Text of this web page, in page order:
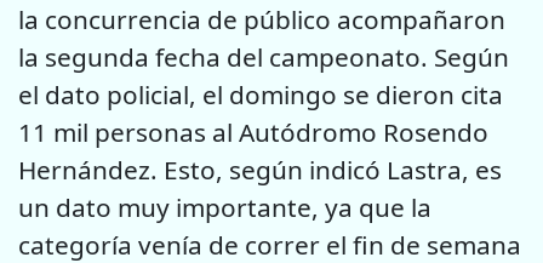
la concurrencia de público acompañaron
la segunda fecha del campeonato. Según
el dato policial, el domingo se dieron cita
11 mil personas al Autódromo Rosendo
Hernández. Esto, según indicó Lastra, es
un dato muy importante, ya que la
categoría venía de correr el fin de semana